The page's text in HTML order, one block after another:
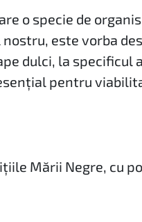
o specie de
este vorba
dulci, la
pentru
Mării Negre, cu